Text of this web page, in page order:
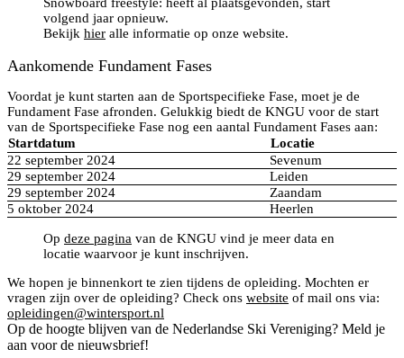
volgend jaar opnieuw.
Bekijk hier alle informatie op onze website.
Aankomende Fundament Fases
Voordat je kunt starten aan de Sportspecifieke Fase, moet je de
Fundament Fase afronden. Gelukkig biedt de KNGU voor de start
van de Sportspecifieke Fase nog een aantal Fundament Fases aan:
Startdatum
Locatie
22 september 2024
Sevenum
29 september 2024
Leiden
29 september 2024
Zaandam
5 oktober 2024
Heerlen
Op deze pagina van de KNGU vind je meer data en
locatie waarvoor je kunt inschrijven.
We hopen je binnenkort te zien tijdens de opleiding. Mochten er
vragen zijn over de opleiding? Check ons website of mail ons via:
opleidingen@wintersport.nl
Op de hoogte blijven van de Nederlandse Ski Vereniging? Meld je
aan voor de nieuwsbrief!